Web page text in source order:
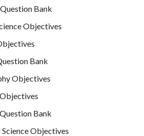
Bank
Objectives
Bank
Objectives
Bank
Objectives